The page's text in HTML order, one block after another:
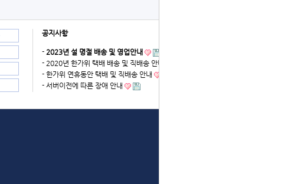
공지사항
- 2023년 설 명절 배송 및 영업안내
- 2020년 한가위 택배 배송 및 직배송 안내
- 한가위 연휴동안 택배 및 직배송 안내
- 서버이전에 따른 장애 안내